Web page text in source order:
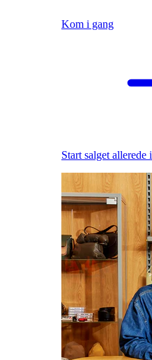
Kom i gang
Start salget allerede